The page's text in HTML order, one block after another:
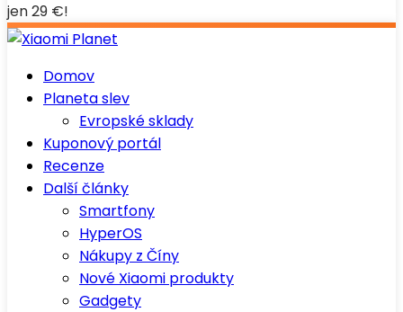
jen 29 €!
Domov
Planeta slev
Evropské sklady
Kuponový portál
Recenze
Další články
Smartfony
HyperOS
Nákupy z Číny
Nové Xiaomi produkty
Gadgety